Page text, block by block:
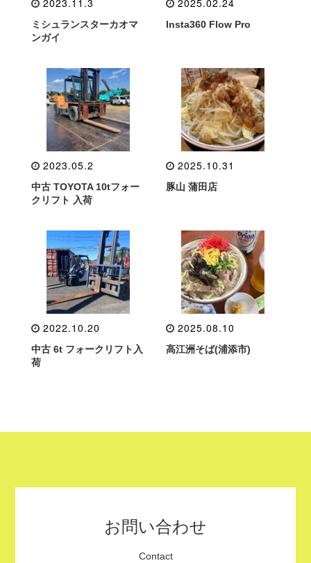
2023.11.3
ミシュランスターカオマ
ンガイ
2025.02.24
Insta360 Flow Pro
2023.05.2
中古 TOYOTA 10tフォー
クリフト 入荷
2025.10.31
豚山 蒲田店
2022.10.20
中古 6t フォークリフト入
荷
2025.08.10
高江洲そば(浦添市)
お問い合わせ
Contact